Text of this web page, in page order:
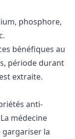
phosphore,
bénéfiques au
période durant
extraite.
anti-
médecine
la